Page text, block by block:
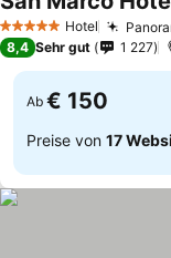
5 Sterne Hotel
8,4 Sehr gut 1 227
Ab € 150
Preise von 17